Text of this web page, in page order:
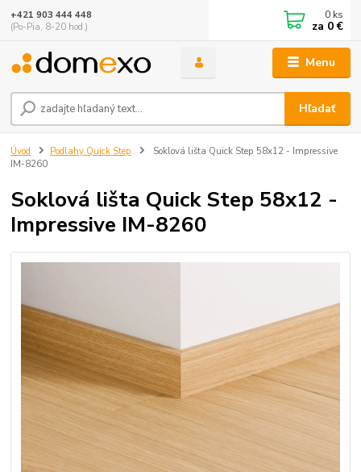
Menu
Hľadať
+421 903 444 448
(Po-Pia, 8-20 hod.)
0 ks
za 0 €
Úvod Podlahy Quick Step
Soklová lišta Quick Step 58x12 - Impressive
IM-8260
Soklová lišta Quick Step 58x12 -
Impressive IM-8260